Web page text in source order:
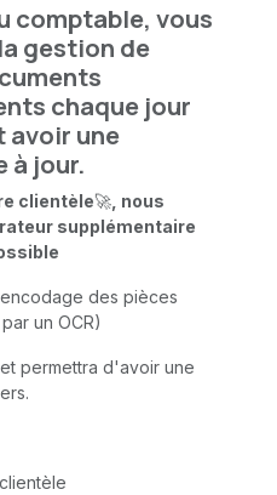
comptable, vous
gestion de
chaque jour
avoir une
à jour.
clientèle🚀 , nous
supplémentaire
des pièces
un OCR)
permettra d'avoir une